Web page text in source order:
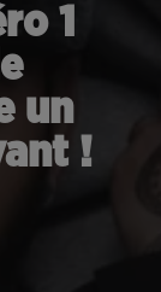
1
un
!